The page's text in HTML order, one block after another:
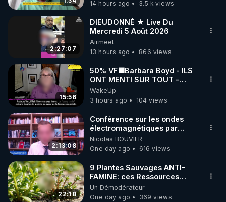
code : REGENERE10
▶ 30 jours gratuit sur l’application de méditation et
de bien-être ENVOL :
Rendez-vous sur
https://www.envol.app/code
le code : REGENERE
14 hours ago
3.5 k views
2:27:07
DIEUDONNÉ ★ Live Du
Mercredi 5 Août 2026
Airmeet
13 hours ago
866 views
15:56
50% VF🟩Barbara Boyd - ILS
ONT MENTI SUR TOUT -
Jocelyne Traduction
WakeUp
3 hours ago
104 views
2:13:08
Conférence sur les ondes
électromagnétiques par
Grégoire Caustru et Bart de
Wever !
Nicolas BOUVIER
One day ago
616 views
22:18
9 Plantes Sauvages ANTI-
FAMINE: ces Ressources
JARDIN&des Haies
Un Démodérateur
One day ago
369 views